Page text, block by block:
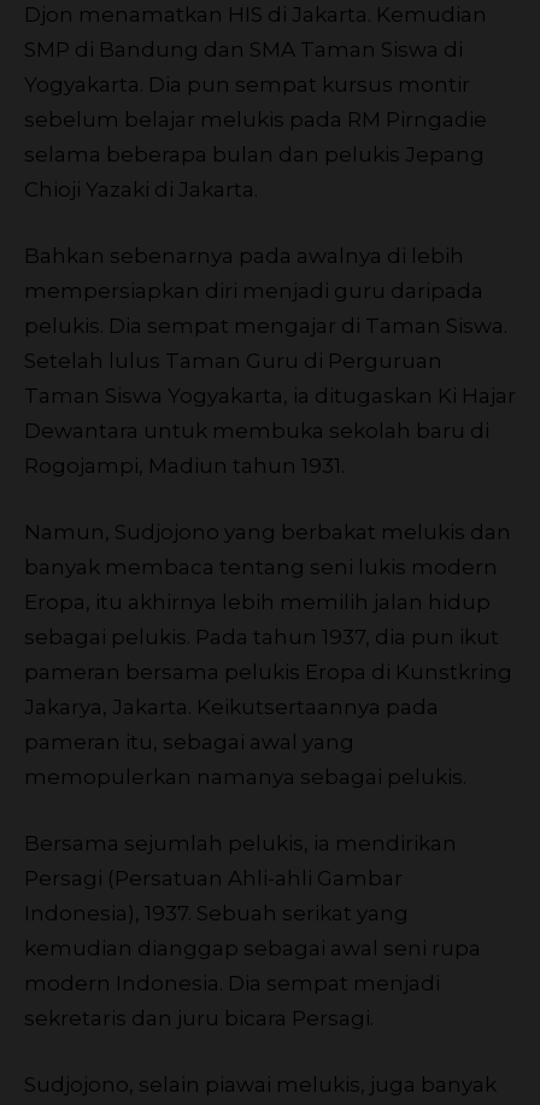
Djon menamatkan HIS di Jakarta. Kemudian
SMP di Bandung dan SMA Taman Siswa di
Yogyakarta. Dia pun sempat kursus montir
sebelum belajar melukis pada RM Pirngadie
selama beberapa bulan dan pelukis Jepang
Chioji Yazaki di Jakarta.
Bahkan sebenarnya pada awalnya di lebih
mempersiapkan diri menjadi guru daripada
pelukis. Dia sempat mengajar di Taman Siswa.
Setelah lulus Taman Guru di Perguruan
Taman Siswa Yogyakarta, ia ditugaskan Ki Hajar
Dewantara untuk membuka sekolah baru di
Rogojampi, Madiun tahun 1931.
Namun, Sudjojono yang berbakat melukis dan
banyak membaca tentang seni lukis modern
Eropa, itu akhirnya lebih memilih jalan hidup
sebagai pelukis. Pada tahun 1937, dia pun ikut
pameran bersama pelukis Eropa di Kunstkring
Jakarya, Jakarta. Keikutsertaannya pada
pameran itu, sebagai awal yang
memopulerkan namanya sebagai pelukis.
Bersama sejumlah pelukis, ia mendirikan
Persagi (Persatuan Ahli-ahli Gambar
Indonesia), 1937. Sebuah serikat yang
kemudian dianggap sebagai awal seni rupa
modern Indonesia. Dia sempat menjadi
sekretaris dan juru bicara Persagi.
Sudjojono, selain piawai melukis, juga banyak